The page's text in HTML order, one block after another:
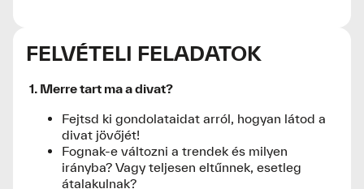
FELVÉTELI FELADATOK
1. Merre tart ma a divat?
Fejtsd ki gondolataidat arról, hogyan látod a
divat jövőjét!
Fognak-e változni a trendek és milyen
irányba? Vagy teljesen eltűnnek, esetleg
átalakulnak?